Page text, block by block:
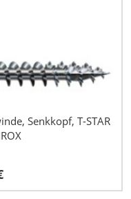
Senkkopf, T-STAR